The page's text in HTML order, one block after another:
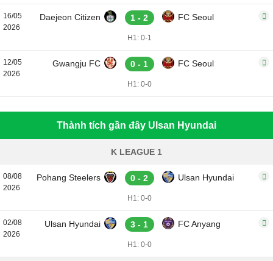
16/05
2026
Daejeon Citizen 1 - 2 FC Seoul
H1: 0-1
12/05
2026
Gwangju FC 0 - 1 FC Seoul
H1: 0-0
Thành tích gần đây Ulsan Hyundai
K LEAGUE 1
08/08
2026
Pohang Steelers 0 - 2 Ulsan Hyundai
H1: 0-0
02/08
2026
Ulsan Hyundai 3 - 1 FC Anyang
H1: 0-0